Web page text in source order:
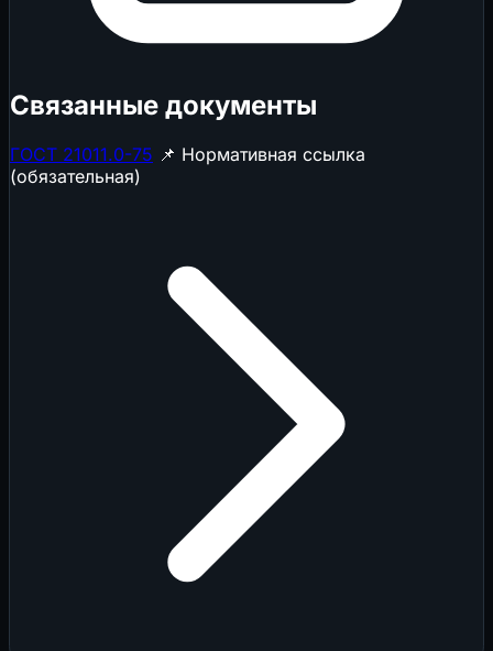
Связанные документы
ГОСТ 21011.0-75 📌 Нормативная ссылка
(обязательная)